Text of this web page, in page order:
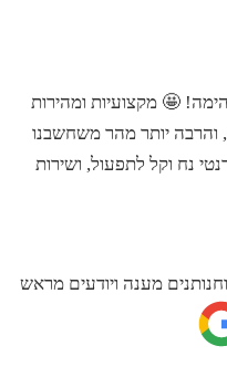
🤩 מקצועיות ומהירות
והרבה יותר מהר משחשבנו
נח וקל לתפעול, ושירות
מענה ויודעים מראש